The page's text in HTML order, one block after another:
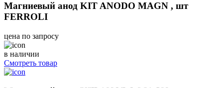
Магниевый анод KIT ANODO MAGN , шт
FERROLI
цена по запросу
в наличии
Смотреть товар